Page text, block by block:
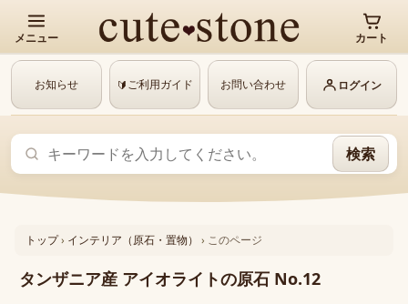
メニュー カート
お知らせ 🔰ご利用ガイド お問い合わせ ログイン
検索
トップ› インテリア（原石・置物） › このページ
タンザニア産 アイオライトの原石 No.12
‹